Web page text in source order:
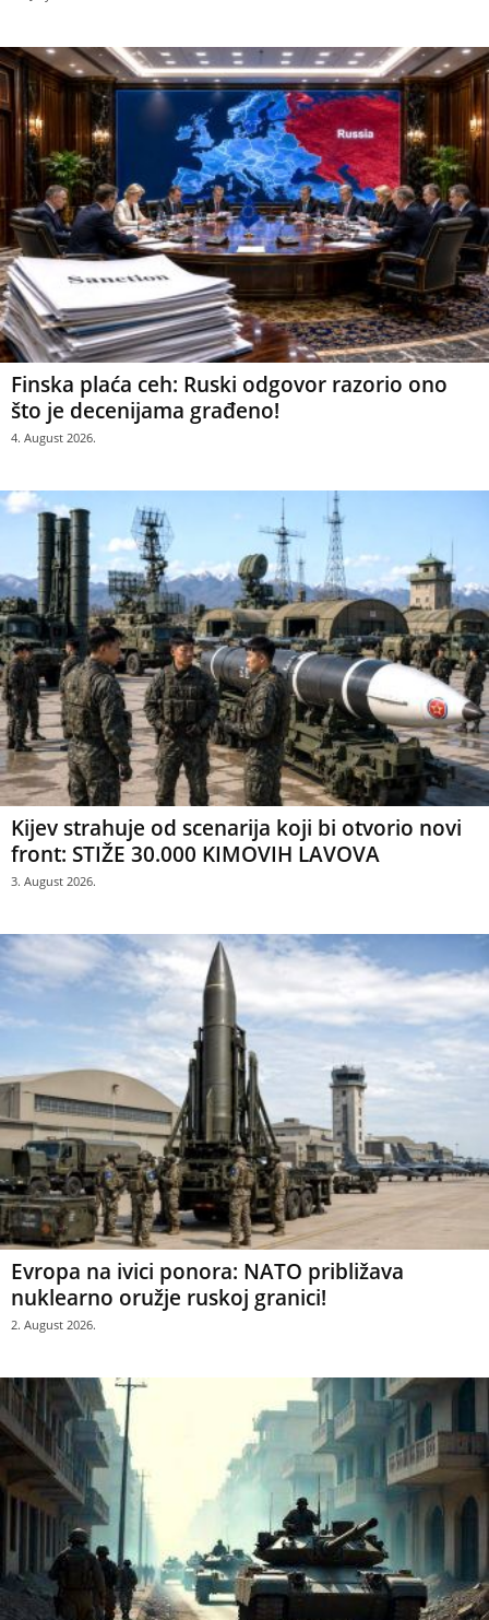
Finska plaća ceh: Ruski odgovor razorio ono
što je decenijama građeno!
4. August 2026.
Kijev strahuje od scenarija koji bi otvorio novi
front: STIŽE 30.000 KIMOVIH LAVOVA
3. August 2026.
Evropa na ivici ponora: NATO približava
nuklearno oružje ruskoj granici!
2. August 2026.